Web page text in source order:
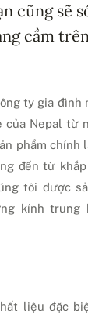
cũng sẽ
cầm
ty gia đình
của Nepal từ
phẩm chính
đến từ
tôi được
kính trung
liệu đặc